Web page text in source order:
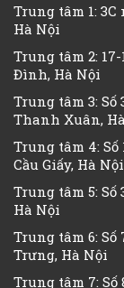
Trung tâm 1:
Hà Nội
Trung tâm 2:
Đình, Hà Nội
Trung tâm 3:
Thanh Xuân,
Trung tâm 4: Số
Cầu Giấy, Hà Nội
Trung tâm 5: Số
Hà Nội
Trung tâm 6: Số
Trưng, Hà Nội
Trung tâm 7: Số